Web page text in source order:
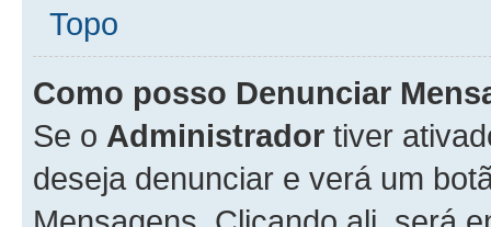
Topo
Como posso Denunciar
Se o Administrador tiver
deseja denunciar e verá um